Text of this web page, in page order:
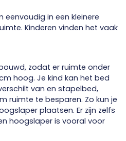
in een kleinere
Kinderen vinden het vaak
zodat er ruimte onder
hoog. Je kind kan het bed
van en stapelbed,
ruimte te besparen. Zo kun je
plaatsen. Er zijn zelfs
hoogslaper is vooral voor